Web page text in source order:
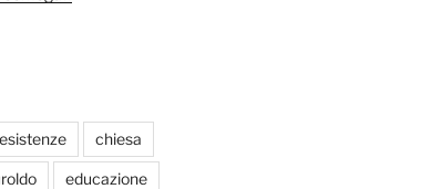
chiesa
educazione